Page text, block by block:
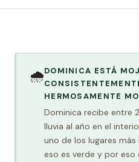
🌧️DOMINICA ESTÁ
HERMOSAMENTE
Dominica recibe entre
lluvia al año en el
uno de los lugares más
eso es verde y por eso